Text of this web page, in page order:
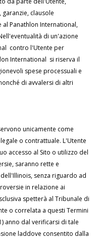
clausole
al Panathlon International,
di un'azione
contro l'Utente per
International si riserva il
spese processuali e
di avvalersi di altri
unicamente come
o contrattuale. L'Utente
accesso al Sito o utilizzo del
saranno rette e
senza riguardo ad
in relazione ai
spetterà al Tribunale di
o correlata a questi Termini
anno dal verificarsi di tale
laddove consentito dalla